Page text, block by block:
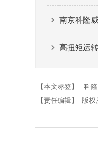
南京科隆
高扭矩运
【本文标签】 科
【责任编辑】
版权